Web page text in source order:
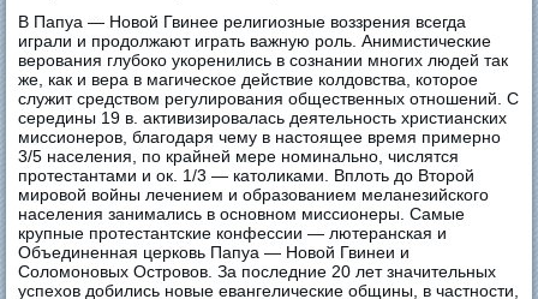
В Папуа — Новой Гвинее религиозные воззрения всегда
играли и продолжают играть важную роль. Анимистические
верования глубоко укоренились в сознании многих людей так
же, как и вера в магическое действие колдовства, которое
служит средством регулирования общественных отношений. С
середины 19 в. активизировалась деятельность христианских
миссионеров, благодаря чему в настоящее время примерно
3/5 населения, по крайней мере номинально, числятся
протестантами и ок. 1/3 — католиками. Вплоть до Второй
мировой войны лечением и образованием меланезийского
населения занимались в основном миссионеры. Самые
крупные протестантские конфессии — лютеранская и
Объединенная церковь Папуа — Новой Гвинеи и
Соломоновых Островов. За последние 20 лет значительных
успехов добились новые евангелические общины, в частности,